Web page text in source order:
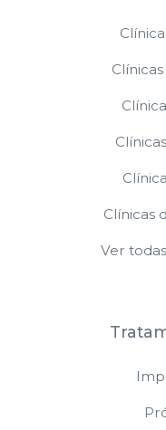
Clínicas
Ver